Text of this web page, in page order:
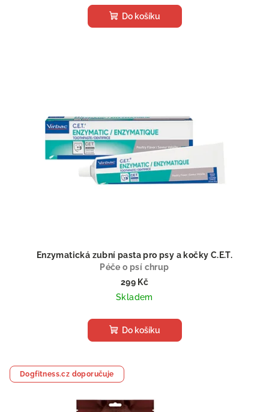
Do košíku
Enzymatická zubní pasta pro psy a kočky C.E.T.
Péče o psí chrup
299 Kč
Skladem
Do košíku
Dogfitness.cz doporučuje